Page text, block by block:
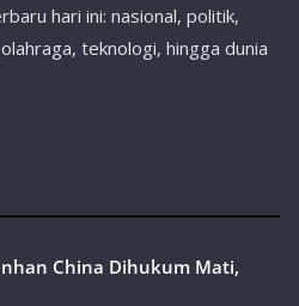
hari ini: nasional, politik,
teknologi, hingga dunia
China Dihukum Mati,